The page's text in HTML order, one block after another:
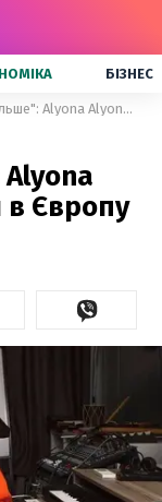
БІЗНЕС
"Хочу робити більше": Alyona Alyona вирішила їхати в Європу
в Європу